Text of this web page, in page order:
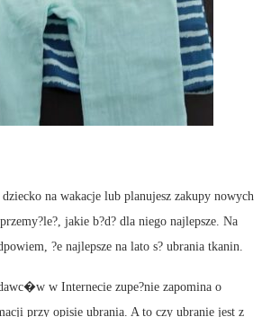
na wakacje lub planujesz zakupy nowych
jakie b?d? dla niego najlepsze. Na
?e najlepsze na lato s? ubrania tkanin.
w Internecie zupe?nie zapomina o
przy opisie ubrania. A to czy ubranie jest z